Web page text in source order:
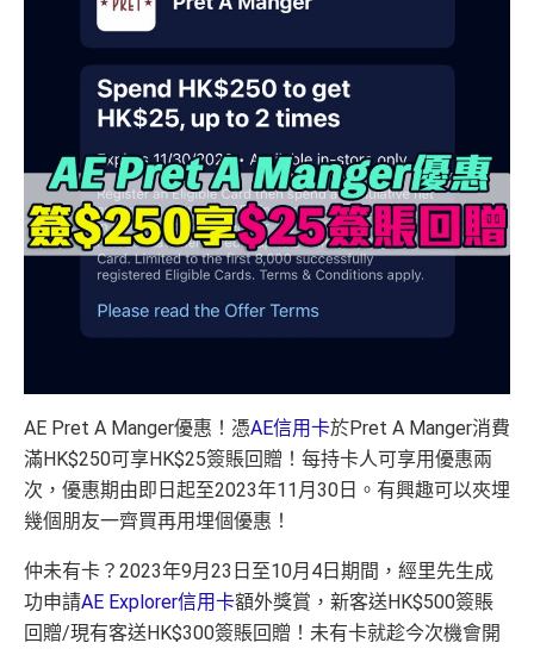
AE Pret A Manger優惠！憑AE信用卡於Pret A Manger消費
滿HK$250可享HK$25簽賬回贈！每持卡人可享用優惠兩
次，優惠期由即日起至2023年11月30日。有興趣可以夾埋
幾個朋友一齊買再用埋個優惠！
仲未有卡？2023年9月23日至10月4日期間，經里先生成
功申請AE Explorer信用卡額外獎賞，新客送HK$500簽賬
回贈/現有客送HK$300簽賬回贈！未有卡就趁今次機會開